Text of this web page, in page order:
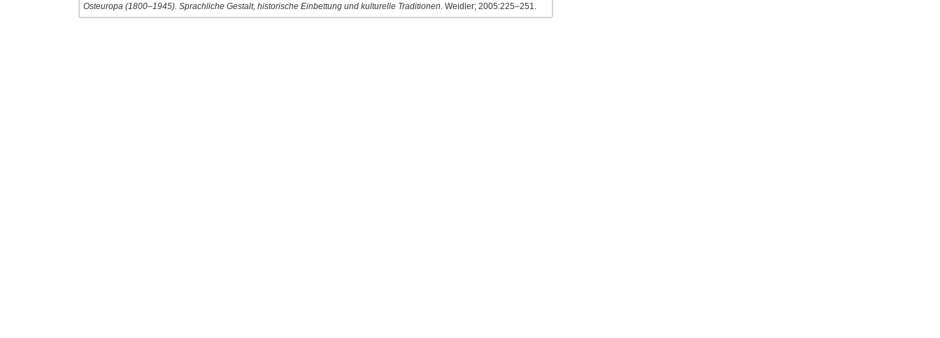
Osteuropa (1800–1945). Sprachliche Gestalt, historische Einbettung und kulturelle Traditionen . Weidler; 2005:225–251.